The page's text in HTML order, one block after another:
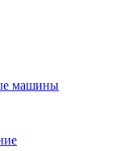
машины